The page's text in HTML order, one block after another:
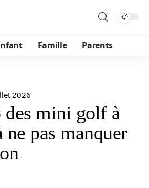
Famille Parents
2026
des mini golf à
pas manquer